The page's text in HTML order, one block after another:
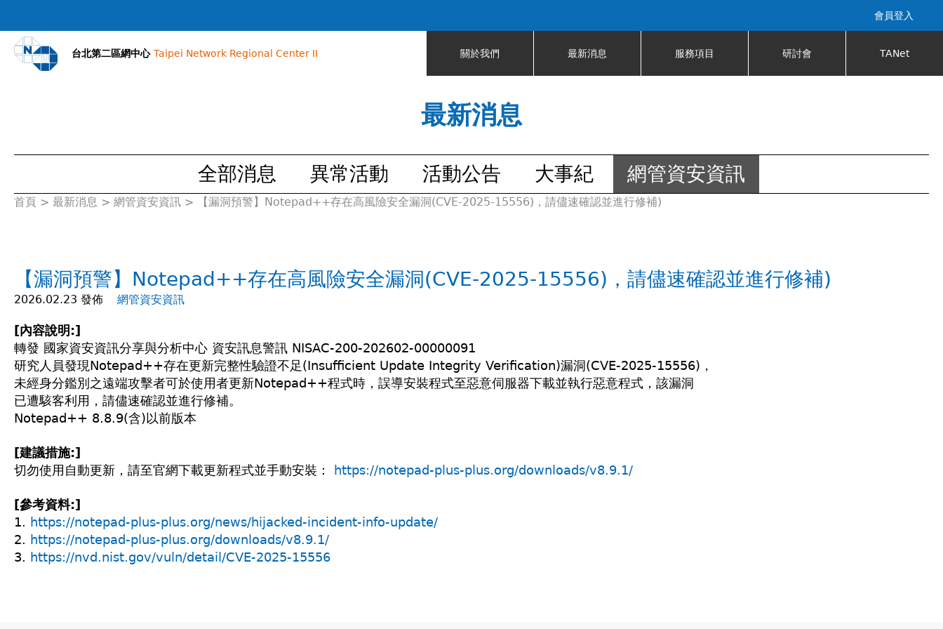
會員登入
台北第二區網中心 Taipei Network Regional Center II 關於我們 最新消息 服務項目 研討會 TANet
最新消息
全部消息 異常活動 活動公告 大事紀 網管資安資訊
您
這
首頁 > 最新消息 > 網管資安資訊 > 【漏洞預警】Notepad++存在高風險安全漏洞(CVE-2025-15556)，請儘速確認並進行修補)
【漏洞預警】Notepad++存在高風險安全漏洞(CVE-2025-15556)，請儘速確認並進行修補)
2026.02.23 發佈 網管資安資訊
[內容說明:]
轉發 國家資安資訊分享與分析中心 資安訊息警訊 NISAC-200-202602-00000091
研究人員發現Notepad++存在更新完整性驗證不足(Insufficient Update Integrity Verification)漏洞(CVE-2025-15556)，
未經身分鑑別之遠端攻擊者可於使用者更新Notepad++程式時，誤導安裝程式至惡意伺服器下載並執行惡意程式，該漏洞
已遭駭客利用，請儘速確認並進行修補。
Notepad++ 8.8.9(含)以前版本
[建議措施:]
切勿使用自動更新，請至官網下載更新程式並手動安裝：
https://notepad-plus-plus.org/downloads/v8.9.1/
[參考資料:]
1. https://notepad-plus-plus.org/news/hijacked-incident-info-update/
2. https://notepad-plus-plus.org/downloads/v8.9.1/
3. https://nvd.nist.gov/vuln/detail/CVE-2025-15556